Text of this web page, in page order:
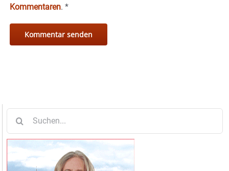
Kommentaren. *
nach: